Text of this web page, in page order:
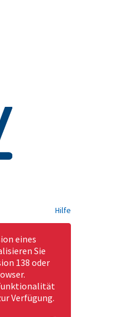
Hilfe
eines
Sie
138 oder
Verfügung.